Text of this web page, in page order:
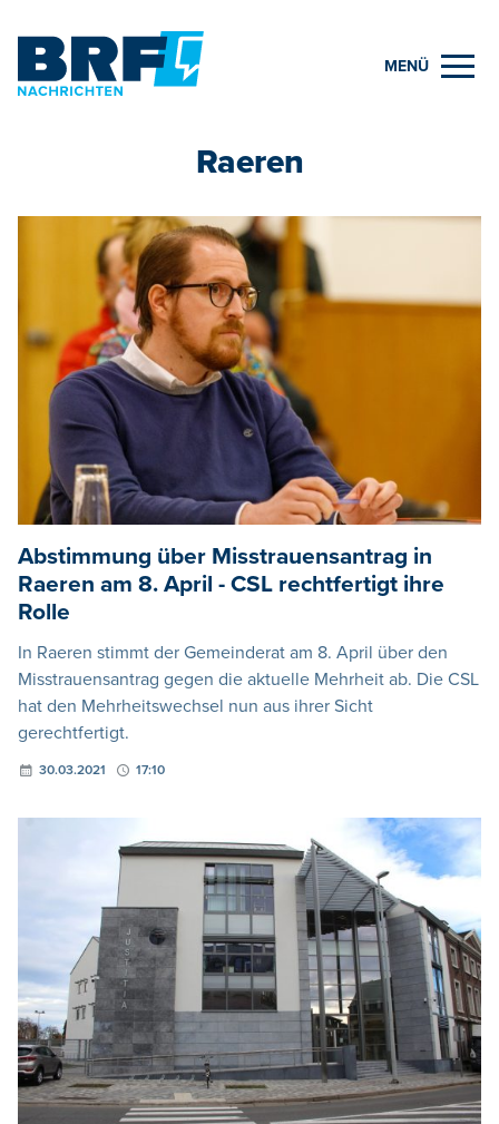
MENÜ
Raeren
Abstimmung über Misstrauensantrag in
Raeren am 8. April - CSL rechtfertigt ihre
Rolle
In Raeren stimmt der Gemeinderat am 8. April über den
Misstrauensantrag gegen die aktuelle Mehrheit ab. Die CSL
hat den Mehrheitswechsel nun aus ihrer Sicht
gerechtfertigt.
30.03.2021 17:10